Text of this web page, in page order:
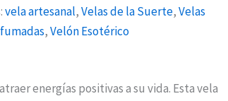
vela artesanal,Velas de la Suerte,Velas
,Velón Esotérico
energías positivas a su vida. Esta vela